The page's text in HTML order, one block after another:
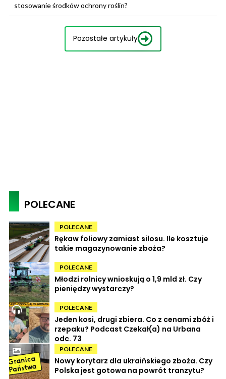
stosowanie środków ochrony roślin?
Pozostałe artykuły
POLECANE
POLECANE
Rękaw foliowy zamiast silosu. Ile kosztuje
takie magazynowanie zboża?
POLECANE
Młodzi rolnicy wnioskują o 1,9 mld zł. Czy
pieniędzy wystarczy?
POLECANE
Jeden kosi, drugi zbiera. Co z cenami zbóż i
rzepaku? Podcast Czekał(a) na Urbana
odc. 73
POLECANE
Nowy korytarz dla ukraińskiego zboża. Czy
Polska jest gotowa na powrót tranzytu?